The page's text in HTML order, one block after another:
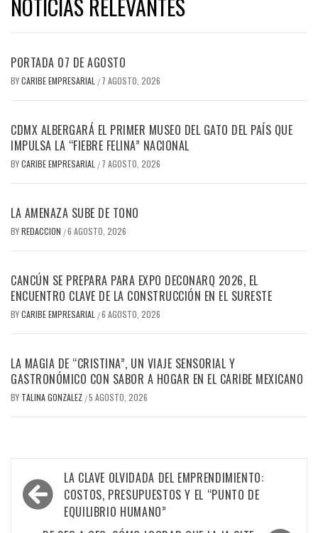
NOTICIAS RELEVANTES
PORTADA 07 DE AGOSTO
BYCARIBE EMPRESARIAL / 7 AGOSTO, 2026
CDMX ALBERGARÁ EL PRIMER MUSEO DEL GATO DEL PAÍS QUE
IMPULSA LA “FIEBRE FELINA” NACIONAL
BYCARIBE EMPRESARIAL / 7 AGOSTO, 2026
LA AMENAZA SUBE DE TONO
BYREDACCION /6 AGOSTO, 2026
CANCÚN SE PREPARA PARA EXPO DECONARQ 2026, EL
ENCUENTRO CLAVE DE LA CONSTRUCCIÓN EN EL SURESTE
BYCARIBE EMPRESARIAL /6 AGOSTO, 2026
LA MAGIA DE “CRISTINA”, UN VIAJE SENSORIAL Y
GASTRONÓMICO CON SABOR A HOGAR EN EL CARIBE MEXICANO
BY TALINA GONZALEZ /5 AGOSTO, 2026
Navegación
de
entradas
LA CLAVE OLVIDADA DEL EMPRENDIMIENTO:
COSTOS, PRESUPUESTOS Y EL “PUNTO DE
EQUILIBRIO HUMANO”